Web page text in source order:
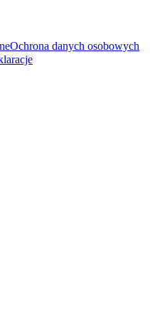
Ochrona danych osobowych